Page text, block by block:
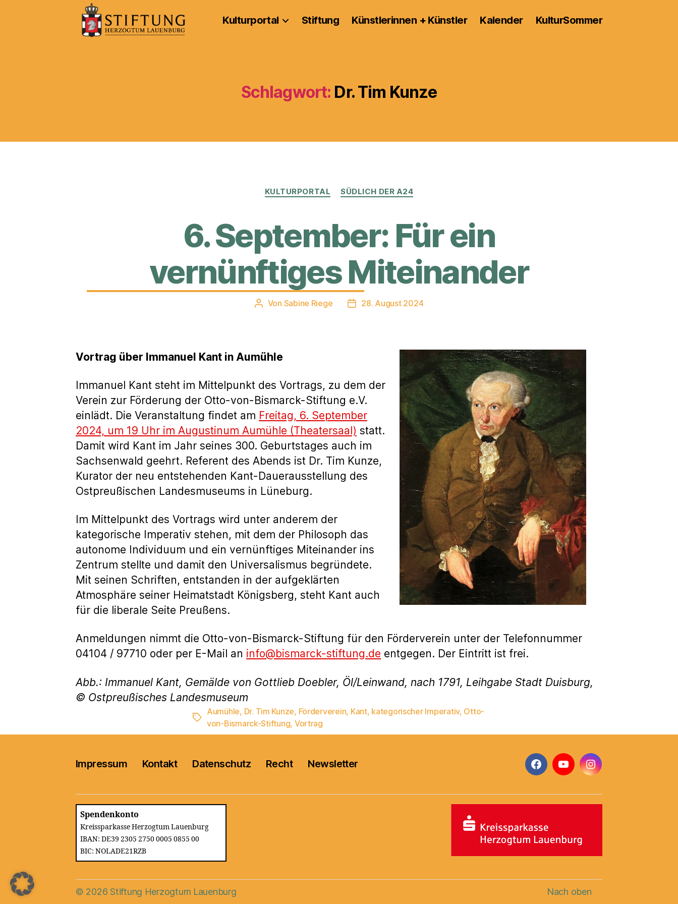
Kulturportal Stiftung Künstlerinnen + Künstler Kalender KulturSommer
Schlagwort: Dr. Tim Kunze
Kategorien
KULTURPORTAL SÜDLICH DER A24
6. September: Für ein
vernünftiges Miteinander
Beitragsautor
Von Sabine Riege Veröffentlichungsdatum
28. August 2024
Vortrag über Immanuel Kant in Aumühle
Immanuel Kant steht im Mittelpunkt des Vortrags, zu dem der
Verein zur Förderung der Otto-von-Bismarck-Stiftung e.V.
einlädt. Die Veranstaltung findet am Freitag, 6. September
2024, um 19 Uhr im Augustinum Aumühle (Theatersaal) statt.
Damit wird Kant im Jahr seines 300. Geburtstages auch im
Sachsenwald geehrt. Referent des Abends ist Dr. Tim Kunze,
Kurator der neu entstehenden Kant-Dauerausstellung des
Ostpreußischen Landesmuseums in Lüneburg.
Im Mittelpunkt des Vortrags wird unter anderem der
kategorische Imperativ stehen, mit dem der Philosoph das
autonome Individuum und ein vernünftiges Miteinander ins
Zentrum stellte und damit den Universalismus begründete.
Mit seinen Schriften, entstanden in der aufgeklärten
Atmosphäre seiner Heimatstadt Königsberg, steht Kant auch
für die liberale Seite Preußens.
Anmeldungen nimmt die Otto-von-Bismarck-Stiftung für den Förderverein unter der Telefonnummer
04104 / 97710 oder per E-Mail an info@bismarck-stiftung.de entgegen. Der Eintritt ist frei.
Abb.: Immanuel Kant, Gemälde von Gottlieb Doebler, Öl/Leinwand, nach 1791, Leihgabe Stadt Duisburg,
© Ostpreußisches Landesmuseum
Schlagwörter
Aumühle, Dr. Tim Kunze, Förderverein, Kant, kategorischer Imperativ, Otto-
von-Bismarck-Stiftung, Vortrag
Impressum Kontakt Datenschutz Recht Newsletter
FacebookYouTubeInstagram
Spendenkonto
Kreissparkasse Herzogtum Lauenburg
IBAN: DE39 2305 2750 0005 0855 00
BIC: NOLADE21RZB
© 2026Stiftung Herzogtum Lauenburg Nach oben